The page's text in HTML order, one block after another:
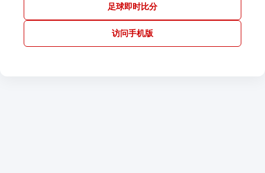
足球即时比分
访问手机版